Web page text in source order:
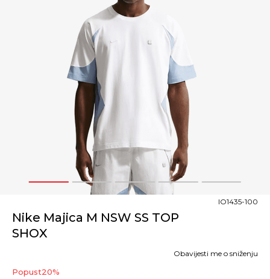
1 2 3 4 5
Nike Majica M NSW SS TOP
SHOX
IO1435-100
Popust20%
Obavijesti me o sniženju